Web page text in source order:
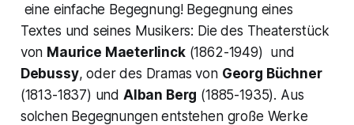
eine einfache Begegnung! Begegnung eines
Textes und seines Musikers: Die des Theaterstück
von Maurice Maeterlinck(1862-1949) und
Debussy, oder des Dramas von Georg Büchner
(1813-1837) und Alban Berg (1885-1935). Aus
solchen Begegnungen entstehen große Werke